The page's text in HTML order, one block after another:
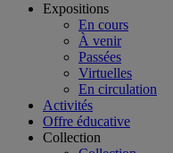
Expositions
En cours
À venir
Passées
Virtuelles
En circulation
Activités
Offre éducative
Collection